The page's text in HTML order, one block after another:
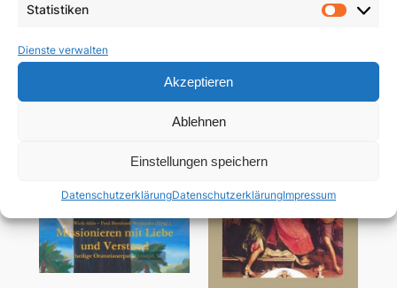
Statistiken
Dienste verwalten
Akzeptieren
Ablehnen
Einstellungen speichern
DatenschutzerklärungDatenschutzerklärungImpressum